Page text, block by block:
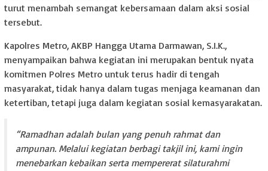
turut menambah semangat kebersamaan dalam aksi sosial
tersebut.
Kapolres Metro, AKBP Hangga Utama Darmawan, S.I.K.,
menyampaikan bahwa kegiatan ini merupakan bentuk nyata
komitmen Polres Metro untuk terus hadir di tengah
masyarakat, tidak hanya dalam tugas menjaga keamanan dan
ketertiban, tetapi juga dalam kegiatan sosial kemasyarakatan.
“Ramadhan adalah bulan yang penuh rahmat dan
ampunan. Melalui kegiatan berbagi takjil ini, kami ingin
menebarkan kebaikan serta mempererat silaturahmi